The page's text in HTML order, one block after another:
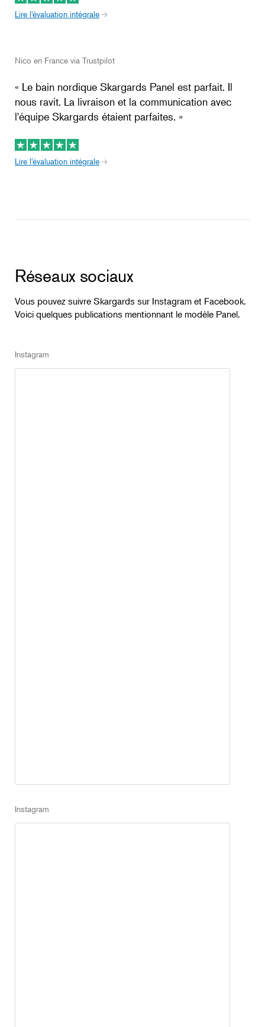
Lire l'évaluation intégrale
Nico en France via Trustpilot
« Le bain nordique Skargards Panel est parfait. Il
nous ravit. La livraison et la communication avec
l'équipe Skargards étaient parfaites. »
Lire l'évaluation intégrale
Réseaux sociaux
Vous pouvez suivre Skargards sur Instagram et Facebook.
Voici quelques publications mentionnant le modèle Panel.
Instagram
Instagram